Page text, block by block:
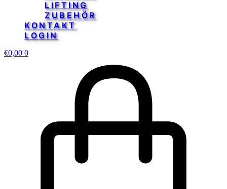
LIFTING
ZUBEHÖR
KONTAKT
LOGIN
€0,00 0